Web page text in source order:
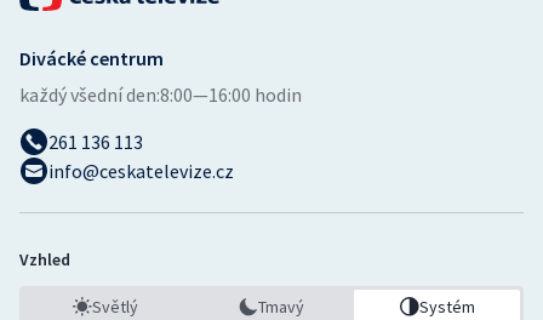
Divácké centrum
každý všední den:8:00—16:00 hodin
261 136 113
info@ceskatelevize.cz
Vzhled
Světlý Tmavý Systém